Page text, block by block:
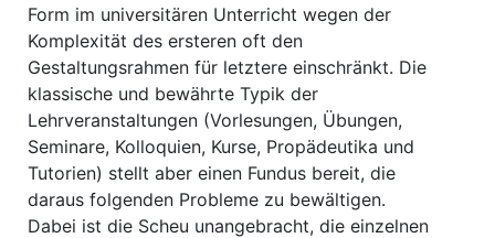
Form im universitären Unterricht wegen der
Komplexität des ersteren oft den
Gestaltungsrahmen für letztere einschränkt. Die
klassische und bewährte Typik der
Lehrveranstaltungen (Vorlesungen, Übungen,
Seminare, Kolloquien, Kurse, Propädeutika und
Tutorien) stellt aber einen Fundus bereit, die
daraus folgenden Pro­bleme zu bewältigen.
Dabei ist die Scheu unangebracht, die einzelnen